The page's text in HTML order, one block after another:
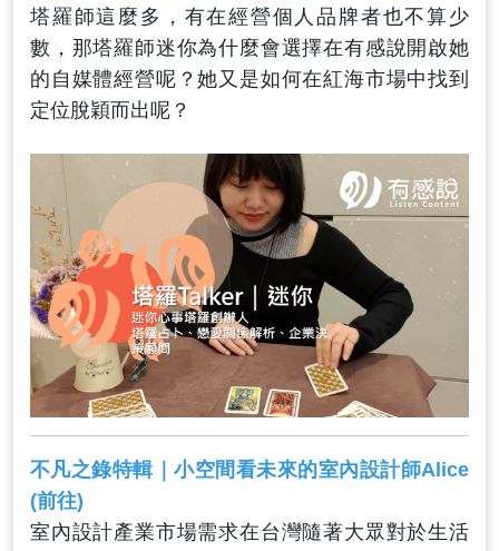
塔羅師這麼多，有在經營個人品牌者也不算少
數，那塔羅師迷你為什麼會選擇在有感說開啟她
的自媒體經營呢？她又是如何在紅海市場中找到
定位脫穎而出呢？
不凡之錄特輯｜小空間看未來的室內設計師Alice
(前往)
室內設計產業市場需求在台灣隨著大眾對於生活